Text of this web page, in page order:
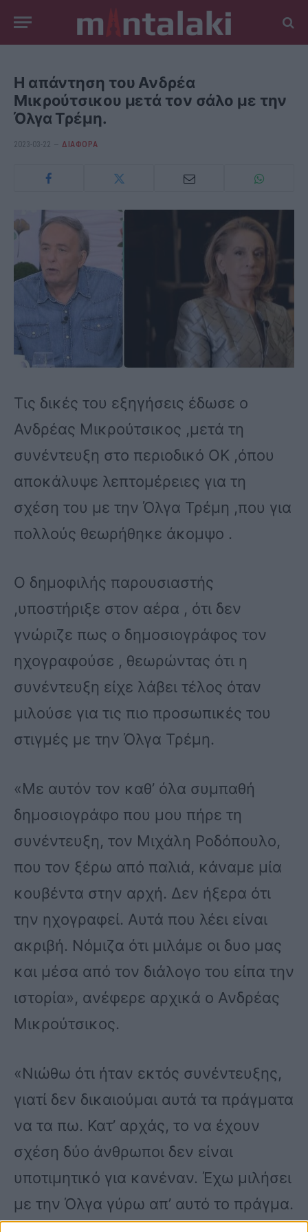
Η απάντηση του Ανδρέα
Μικρούτσικου μετά τον σάλο με την
Όλγα Τρέμη.
2023-03-22 ΔΙΆΦΟΡΑ
Τις δικές του εξηγήσεις έδωσε ο
Ανδρέας Μικρούτσικος ,μετά τη
συνέντευξη στο περιοδικό OK ,όπου
αποκάλυψε λεπτομέρειες για τη
σχέση του με την Όλγα Τρέμη ,που για
πολλούς θεωρήθηκε άκομψο .
Ο δημοφιλής παρουσιαστής
,υποστήριξε στον αέρα , ότι δεν
γνώριζε πως ο δημοσιογράφος τον
ηχογραφούσε , θεωρώντας ότι η
συνέντευξη είχε λάβει τέλος όταν
μιλούσε για τις πιο προσωπικές του
στιγμές με την Όλγα Τρέμη.
«Με αυτόν τον καθ’ όλα συμπαθή
δημοσιογράφο που μου πήρε τη
συνέντευξη, τον Μιχάλη Ροδόπουλο,
που τον ξέρω από παλιά, κάναμε μία
κουβέντα στην αρχή. Δεν ήξερα ότι
την ηχογραφεί. Αυτά που λέει είναι
ακριβή. Νόμιζα ότι μιλάμε οι δυο μας
και μέσα από τον διάλογο του είπα την
ιστορία», ανέφερε αρχικά ο Ανδρέας
Μικρούτσικος.
«Νιώθω ότι ήταν εκτός συνέντευξης,
γιατί δεν δικαιούμαι αυτά τα πράγματα
να τα πω. Κατ’ αρχάς, το να έχουν
σχέση δύο άνθρωποι δεν είναι
υποτιμητικό για κανέναν. Έχω μιλήσει
με την Όλγα γύρω απ’ αυτό το πράγμα.